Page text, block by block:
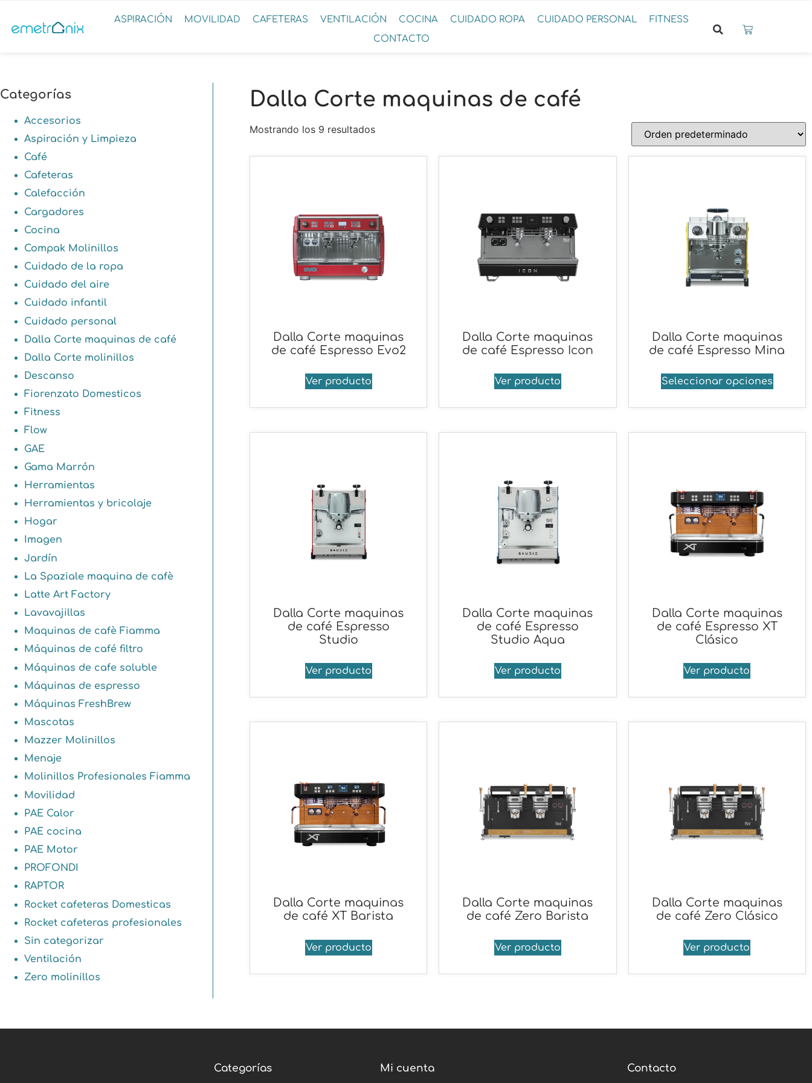
ASPIRACIÓN MOVILIDAD CAFETERAS VENTILACIÓN COCINA CUIDADO ROPA CUIDADO PERSONAL
FITNESS
CONTACTO
Categorías
Accesorios
Aspiración y Limpieza
Café
Cafeteras
Calefacción
Cargadores
Cocina
Compak Molinillos
Cuidado de la ropa
Cuidado del aire
Cuidado infantil
Cuidado personal
Dalla Corte maquinas de café
Dalla Corte molinillos
Descanso
Fiorenzato Domesticos
Fitness
Flow
GAE
Gama Marrón
Herramientas
Herramientas y bricolaje
Hogar
Imagen
Jardín
La Spaziale maquina de cafè
Latte Art Factory
Lavavajillas
Maquinas de cafè Fiamma
Máquinas de café filtro
Máquinas de cafe soluble
Máquinas de espresso
Máquinas FreshBrew
Mascotas
Mazzer Molinillos
Menaje
Molinillos Profesionales Fiamma
Movilidad
PAE Calor
PAE cocina
PAE Motor
PROFONDI
RAPTOR
Rocket cafeteras Domesticas
Rocket cafeteras profesionales
Sin categorizar
Ventilación
Zero molinillos
Dalla Corte maquinas de café
Mostrando los 9 resultados
Dalla Corte maquinas
de café Espresso Evo2
Ver producto
Dalla Corte maquinas
de café Espresso Icon
Ver producto
Dalla Corte maquinas
de café Espresso Mina
Seleccionar opciones
Dalla Corte maquinas
de café Espresso
Studio
Ver producto
Dalla Corte maquinas
de café Espresso
Studio Aqua
Ver producto
Dalla Corte maquinas
de café Espresso XT
Clásico
Ver producto
Dalla Corte maquinas
de café XT Barista
Ver producto
Dalla Corte maquinas
de café Zero Barista
Ver producto
Dalla Corte maquinas
de café Zero Clásico
Ver producto
Categorías Mi cuenta Contacto